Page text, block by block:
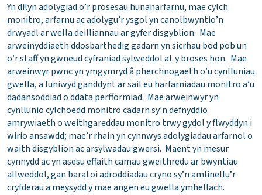
Yn dilyn adolygiad o’r prosesau hunanarfarnu, mae cylch
monitro, arfarnu ac adolygu’r ysgol yn canolbwyntio’n
drwyadl ar wella deilliannau ar gyfer disgyblion. Mae
arweinyddiaeth ddosbarthedig gadarn yn sicrhau bod pob un
o’r staff yn gwneud cyfraniad sylweddol at y broses hon. Mae
arweinwyr pwnc yn ymgymryd â pherchnogaeth o’u cynlluniau
gwella, a luniwyd ganddynt ar sail eu harfarniadau monitro a’u
dadansoddiad o ddata perfformiad. Mae arweinwyr yn
cynllunio cylchoedd monitro cadarn sy’n defnyddio
amrywiaeth o weithgareddau monitro trwy gydol y flwyddyn i
wirio ansawdd; mae’r rhain yn cynnwys adolygiadau arfarnol o
waith disgyblion ac arsylwadau gwersi. Maent yn mesur
cynnydd ac yn asesu effaith camau gweithredu ar bwyntiau
allweddol, gan baratoi adroddiadau cryno sy’n amlinellu’r
cryfderau a meysydd y mae angen eu gwella ymhellach.